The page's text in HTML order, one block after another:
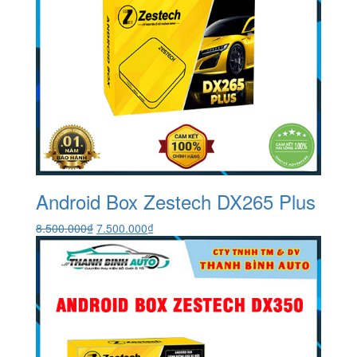
Android Box Zestech DX265 Plus
8.500.000₫ Giá
gốc
là:
8.500.000₫.
7.500.000₫Giá
hiện
tại